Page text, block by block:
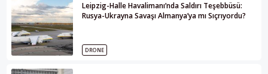
Leipzig-Halle Havalimanı’nda Saldırı Teşebbüsü:
Rusya-Ukrayna Savaşı Almanya’ya mı Sıçrıyordu?
DRONE